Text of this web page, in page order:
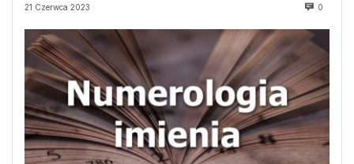
21 Czerwca 2023 0